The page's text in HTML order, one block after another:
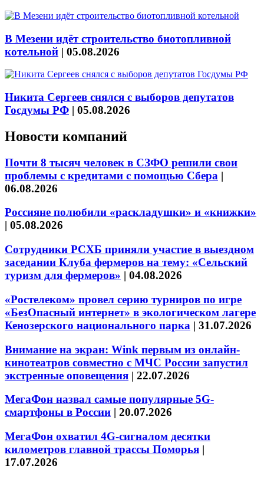
В Мезени идёт строительство биотопливной
котельной | 05.08.2026
Никита Сергеев снялся с выборов депутатов
Госдумы РФ | 05.08.2026
Новости компаний
Почти 8 тысяч человек в СЗФО решили свои
проблемы с кредитами с помощью Сбера |
06.08.2026
Россияне полюбили «раскладушки» и «книжки»
| 05.08.2026
Сотрудники РСХБ приняли участие в выездном
заседании Клуба фермеров на тему: «Сельский
туризм для фермеров» | 04.08.2026
«Ростелеком» провел серию турниров по игре
«БезОпасный интернет» в экологическом лагере
Кенозерского национального парка | 31.07.2026
Внимание на экран: Wink первым из онлайн-
кинотеатров совместно с МЧС России запустил
экстренные оповещения | 22.07.2026
МегаФон назвал самые популярные 5G-
смартфоны в России | 20.07.2026
МегаФон охватил 4G-сигналом десятки
километров главной трассы Поморья |
17.07.2026